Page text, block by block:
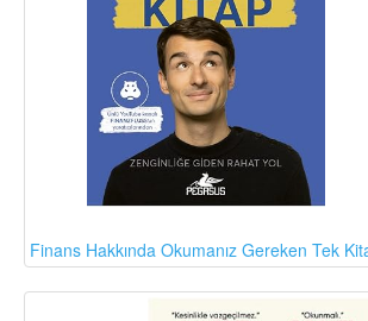
Finans Hakkında Okumanız Gereken Tek